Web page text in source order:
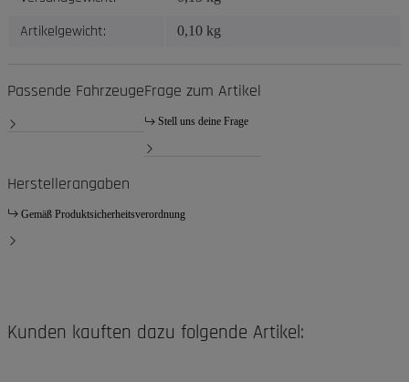
Artikelgewicht: 0,10 kg
Passende FahrzeugeFrage zum Artikel
Stell uns deine Frage
Herstellerangaben
Gemäß Produktsicherheitsverordnung
Kunden kauften dazu folgende Artikel: